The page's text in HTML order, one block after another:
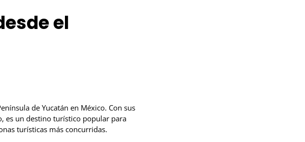
el
de Yucatán en México. Con sus
es un destino turístico popular para
turísticas más concurridas.